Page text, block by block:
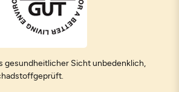
gesundheitlicher Sicht unbedenklich,